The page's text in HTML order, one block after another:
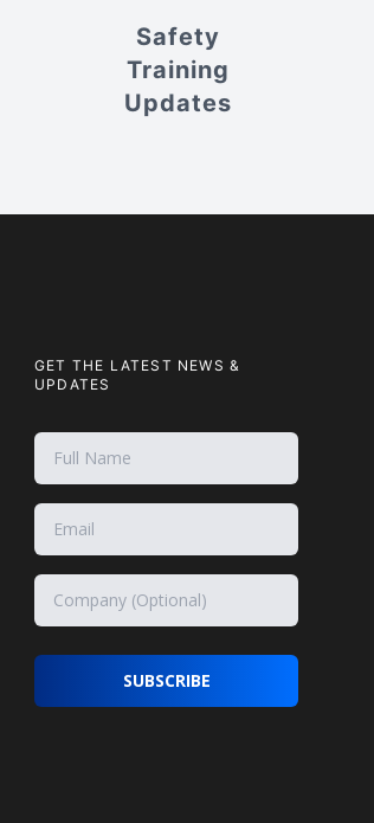
Safety
Training
Updates
GET THE LATEST NEWS &
UPDATES
SUBSCRIBE